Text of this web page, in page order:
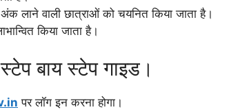
लाने वाली छात्राओं को चयनित किया जाता है।
किया जाता है।
बाय स्टेप गाइड।
पर लॉग इन करना होगा।